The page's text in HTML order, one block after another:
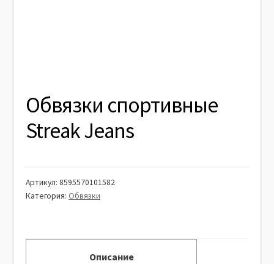
Обвязки спортивные
Streak Jeans
Артикул:8595570101582
Категория: Обвязки
Описание